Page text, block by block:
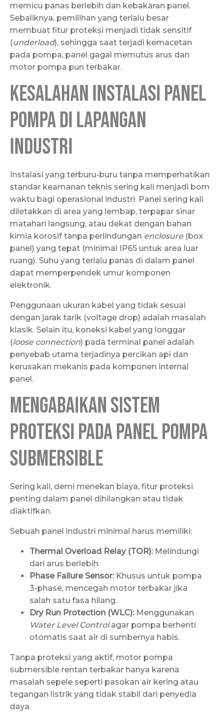
memicu panas berlebih dan kebakaran panel.
Sebaliknya, pemilihan yang terlalu besar
membuat fitur proteksi menjadi tidak sensitif
(underload), sehingga saat terjadi kemacetan
pada pompa, panel gagal memutus arus dan
motor pompa pun terbakar.
Kesalahan Instalasi Panel
Pompa di Lapangan
Industri
Instalasi yang terburu-buru tanpa memperhatikan
standar keamanan teknis sering kali menjadi bom
waktu bagi operasional industri. Panel sering kali
diletakkan di area yang lembap, terpapar sinar
matahari langsung, atau dekat dengan bahan
kimia korosif tanpa perlindungan enclosure(box
panel) yang tepat (minimal IP65 untuk area luar
ruang). Suhu yang terlalu panas di dalam panel
dapat memperpendek umur komponen
elektronik.
Penggunaan ukuran kabel yang tidak sesuai
dengan jarak tarik (voltage drop) adalah masalah
klasik. Selain itu, koneksi kabel yang longgar
(loose connection) pada terminal panel adalah
penyebab utama terjadinya percikan api dan
kerusakan mekanis pada komponen internal
panel.
Mengabaikan Sistem
Proteksi pada Panel Pompa
Submersible
Sering kali, demi menekan biaya, fitur proteksi
penting dalam panel dihilangkan atau tidak
diaktifkan.
Sebuah panel industri minimal harus memiliki:
Thermal Overload Relay (TOR):Melindungi
dari arus berlebih.
Phase Failure Sensor:Khusus untuk pompa
3-phase, mencegah motor terbakar jika
salah satu fasa hilang.
Dry Run Protection (WLC):Menggunakan
Water Level Controlagar pompa berhenti
otomatis saat air di sumbernya habis.
Tanpa proteksi yang aktif, motor pompa
submersible rentan terbakar hanya karena
masalah sepele seperti pasokan air kering atau
tegangan listrik yang tidak stabil dari penyedia
daya.